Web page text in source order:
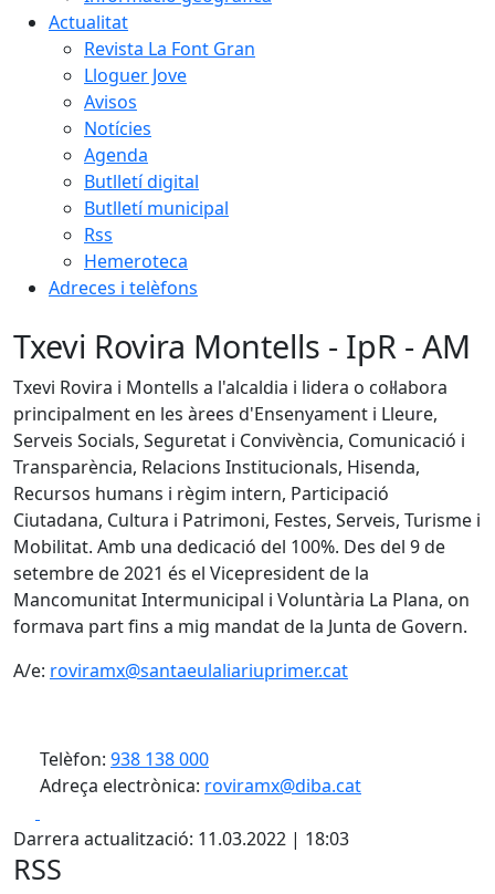
Actualitat
Revista La Font Gran
Lloguer Jove
Avisos
Notícies
Agenda
Butlletí digital
Butlletí municipal
Rss
Hemeroteca
Adreces i telèfons
Txevi Rovira Montells - IpR - AM
Txevi Rovira i Montells a l'alcaldia i lidera o col·labora
principalment en les àrees d'Ensenyament i Lleure,
Serveis Socials, Seguretat i Convivència, Comunicació i
Transparència, Relacions Institucionals, Hisenda,
Recursos humans i règim intern, Participació
Ciutadana, Cultura i Patrimoni, Festes, Serveis, Turisme i
Mobilitat. Amb una dedicació del 100%. Des del 9 de
setembre de 2021 és el Vicepresident de la
Mancomunitat Intermunicipal i Voluntària La Plana, on
formava part fins a mig mandat de la Junta de Govern.
A/e: roviramx@santaeulaliariuprimer.cat
Telèfon: 938 138 000
Adreça electrònica: roviramx@diba.cat
Darrera actualització: 11.03.2022 | 18:03
RSS